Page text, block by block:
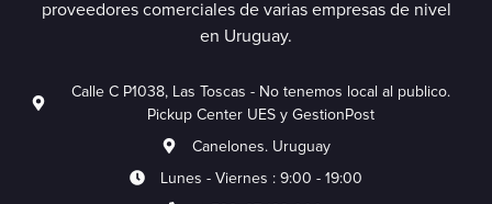
proveedores comerciales de varias empresas de nivel
en Uruguay.
Calle C P1038, Las Toscas - No tenemos local al publico.
Pickup Center UES y GestionPost
Canelones. Uruguay
Lunes - Viernes : 9:00 - 19:00